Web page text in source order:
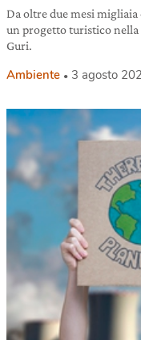
Da oltre due mesi
un progetto turistico nella
Guri.
Ambiente 3 agosto